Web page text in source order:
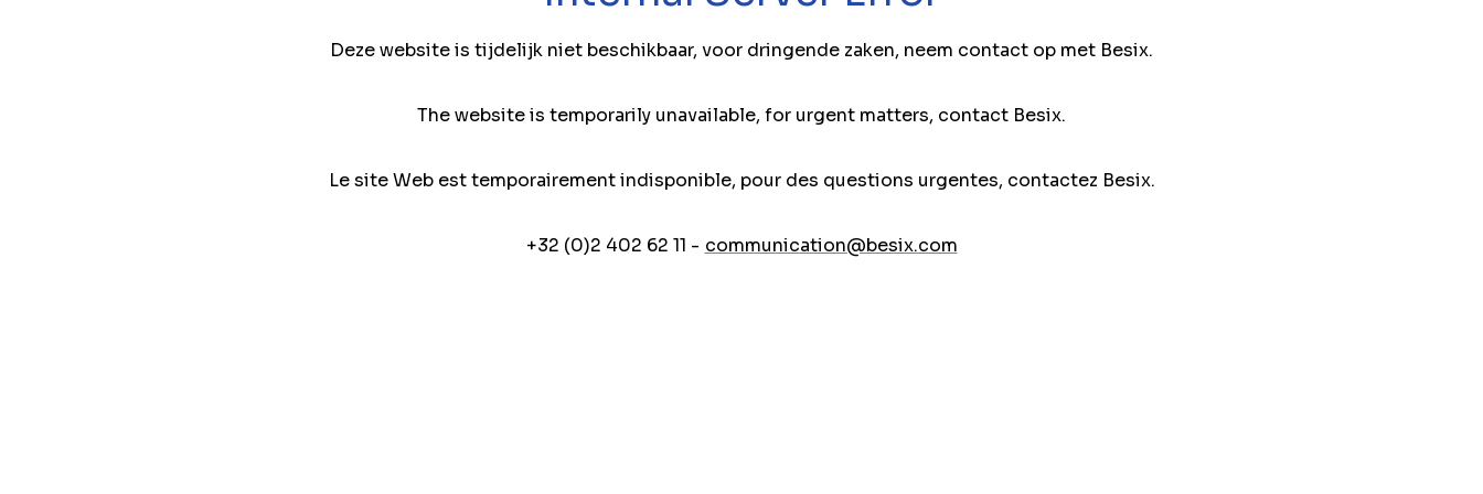
Deze website is tijdelijk niet beschikbaar, voor dringende zaken, neem contact op met Besix.
The website is temporarily unavailable, for urgent matters, contact Besix.
Le site Web est temporairement indisponible, pour des questions urgentes, contactez Besix.
+32 (0)2 402 62 11 - communication@besix.com